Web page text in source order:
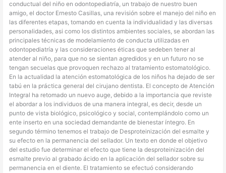
conductual del niño en odontopediatría, un trabajo de nuestro buen
amigo, el doctor Ernesto Casillas, una revisión sobre el manejo del niño en
las diferentes etapas, tomando en cuenta la individualidad y las diversas
personalidades, asi como los distintos ambientes sociales, se abordan las
principales técnicas de modelamiento de conducta utilizadas en
odontopediatría y las consideraciones éticas que sedeben tener al
atender al niño, para que no se sientan agredidos y en un futuro no se
tengan secuelas que provoquen rechazo al tratamiento estomatológico.
En la actualidad la atención estomatológica de los niños ha dejado de ser
tabú en la práctica general del cirujano dentista. El concepto de Atención
Integral ha retomado un nuevo auge, debido a la importancia que reviste
el abordar a los individuos de una manera integral, es decir, desde un
punto de vista biológico, psicológico y social, contemplándolo como un
ente inserto en una sociedad demandante de bienestar íntegro. En
segundo término tenemos el trabajo de Desproteinización del esmalte y
su efecto en la permanencia del sellador. Un texto en donde el objetivo
del estudio fue determinar el efecto que tiene la desproteinización del
esmalte previo al grabado ácido en la aplicación del sellador sobre su
permanencia en el diente. El tratamiento se efectuó considerando